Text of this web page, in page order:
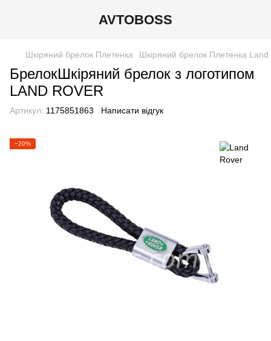
AVTOBOSS
Шкіряний брелок Плетенка Шкіряний брелок Плетенка
БрелокШкіряний брелок з логотипом
LAND ROVER
Артикул: 1175851863 Написати відгук
−20%